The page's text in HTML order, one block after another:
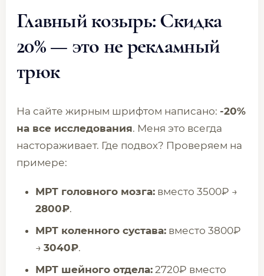
Главный козырь: Скидка
20% — это не рекламный
трюк
На сайте жирным шрифтом написано: -20%
на все исследования. Меня это всегда
настораживает. Где подвох? Проверяем на
примере:
МРТ головного мозга: вместо 3500₽ →
2800₽.
МРТ коленного сустава: вместо 3800₽
→ 3040₽.
МРТ шейного отдела: 2720₽ вместо